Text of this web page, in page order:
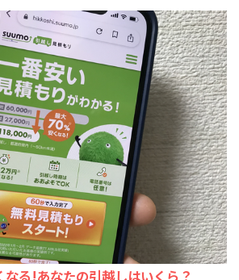
る!あなたの引越しはいくら？